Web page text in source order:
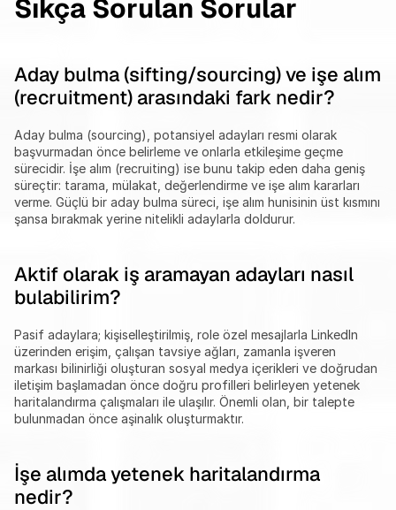
Sıkça Sorulan Sorular
Aday bulma (sifting/sourcing) ve işe alım
(recruitment) arasındaki fark nedir?
Aday bulma (sourcing), potansiyel adayları resmi olarak
başvurmadan önce belirleme ve onlarla etkileşime geçme
sürecidir. İşe alım (recruiting) ise bunu takip eden daha geniş
süreçtir: tarama, mülakat, değerlendirme ve işe alım kararları
verme. Güçlü bir aday bulma süreci, işe alım hunisinin üst kısmını
şansa bırakmak yerine nitelikli adaylarla doldurur.
Aktif olarak iş aramayan adayları nasıl
bulabilirim?
Pasif adaylara; kişiselleştirilmiş, role özel mesajlarla LinkedIn
üzerinden erişim, çalışan tavsiye ağları, zamanla işveren
markası bilinirliği oluşturan sosyal medya içerikleri ve doğrudan
iletişim başlamadan önce doğru profilleri belirleyen yetenek
haritalandırma çalışmaları ile ulaşılır. Önemli olan, bir talepte
bulunmadan önce aşinalık oluşturmaktır.
İşe alımda yetenek haritalandırma
nedir?